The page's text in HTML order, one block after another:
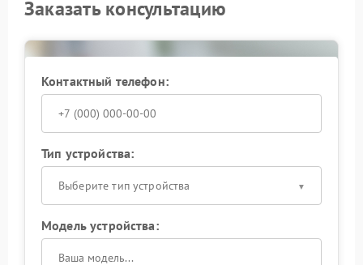
Заказать консультацию
Контактный телефон:
Тип устройства:
Выберите тип устройства
Модель устройства: